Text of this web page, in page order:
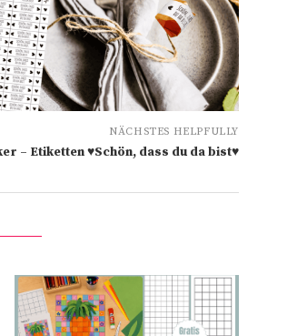
NÄCHSTES HELPFULLY
– Etiketten ♥Schön, dass du da bist♥